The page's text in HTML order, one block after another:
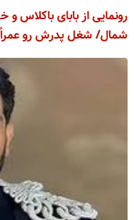
رونمایی از بابای
شمال/ شغل پدرش رو